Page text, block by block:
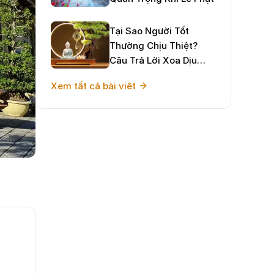
Tại Sao Người Tốt
Thường Chịu Thiệt?
Câu Trả Lời Xoa Dịu
Hướng Sống Hạnh Phúc
Xem tất cả bài viêt